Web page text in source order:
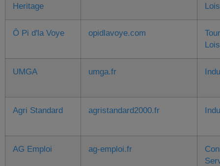
Heritage
Ô Pi d'la Voye opidlavoye.com
UMGA umga.fr
Agri Standard agristandard2000.fr
AG Emploi ag-emploi.fr